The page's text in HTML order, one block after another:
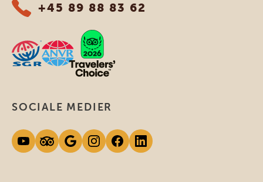
+45 89 88 83 62
SOCIALE MEDIER